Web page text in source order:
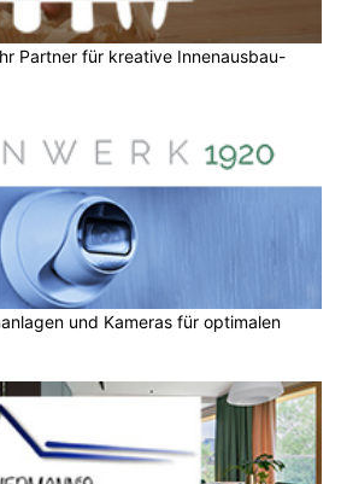
Partner für kreative Innenausbau-
und Kameras für optimalen